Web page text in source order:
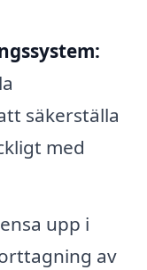
säkerställa
med
upp i
av